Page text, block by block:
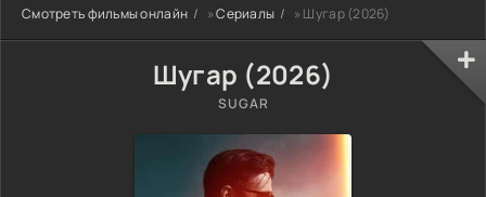
Смотреть фильмы онлайн »Сериалы » Шугар (2026)
Шугар (2026)
SUGAR